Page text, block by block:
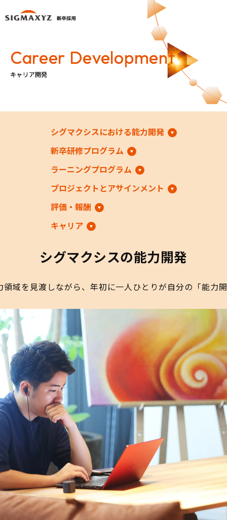
Career Development
キャリア開発
Career Development
キャリア開発
シグマクシスにおける能力開発
新卒研修プログラム
ラーニングプログラム
プロジェクトとアサインメント
評価・報酬
キャリア
シグマクシスの能力開発
見渡しながら、年初に一人ひとりが自分の「